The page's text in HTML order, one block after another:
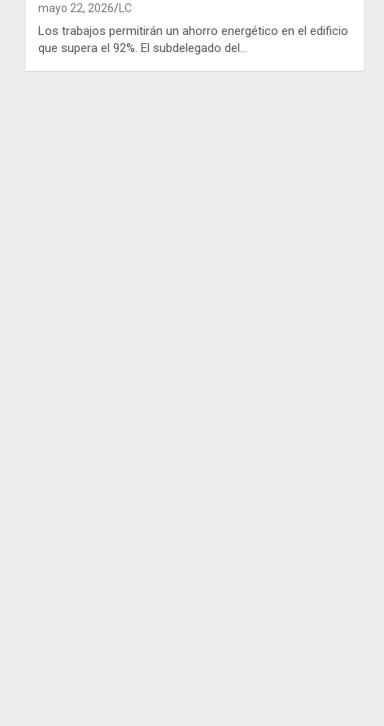
mayo 22, 2026 LC
Los trabajos permitirán un ahorro energético en el edificio
que supera el 92%. El subdelegado del…